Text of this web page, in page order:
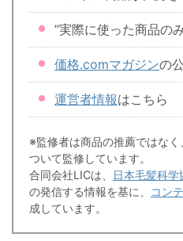
”実際に使った商品の
価格.comマガジンの
運営者情報はこちら
※監修者は商品の推薦ではな
ついて監修しています。
合同会社LICは、
日本毛髪科学
の発信する情報を基に、
コン
成しています。